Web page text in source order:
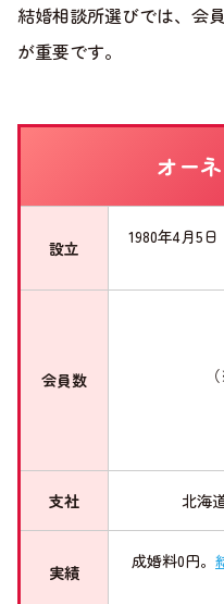
結婚相談所選びでは、会
が重要です。
オー
設立
1980年4月5
会員数
支社 北海
実績
成婚料0円。